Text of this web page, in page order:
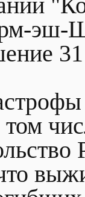
эш-